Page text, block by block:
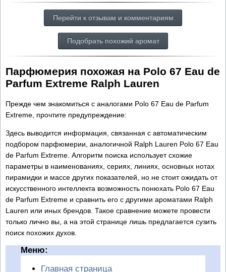
Перейти к отзывам и комментариям
Подобрать похожий аромат
Парфюмерия похожая на Polo 67 Eau de
Parfum Extreme Ralph Lauren
Прежде чем знакомиться с аналогами Polo 67 Eau de Parfum
Extreme, прочтите предупреждение:
Здесь выводится информация, связанная с автоматическим
подбором парфюмерии, аналогичной Ralph Lauren Polo 67 Eau
de Parfum Extreme. Алгоритм поиска использует схожие
параметры в наименованиях, сериях, линиях, основных нотах
пирамидки и массе других показателей, но не стоит ожидать от
искусственного интеллекта возможность понюхать Polo 67 Eau
de Parfum Extreme и сравнить его с другими ароматами Ralph
Lauren или иных брендов. Такое сравнение можете провести
только лично вы, а на этой странице лишь предлагается сузить
поиск похожих духов.
Меню:
Главная страница